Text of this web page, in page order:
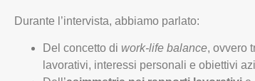
Durante l’intervista, abbiamo parlato:
Del concetto di work-life balance, ovvero
lavorativi, interessi personali e obiettivi